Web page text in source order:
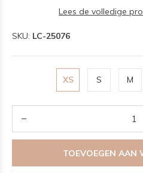
Lees de volledige
SKU: LC-25076
XS S M
TOEVOEGEN AAN